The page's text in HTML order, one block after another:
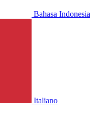
Bahasa Indonesia
Italiano